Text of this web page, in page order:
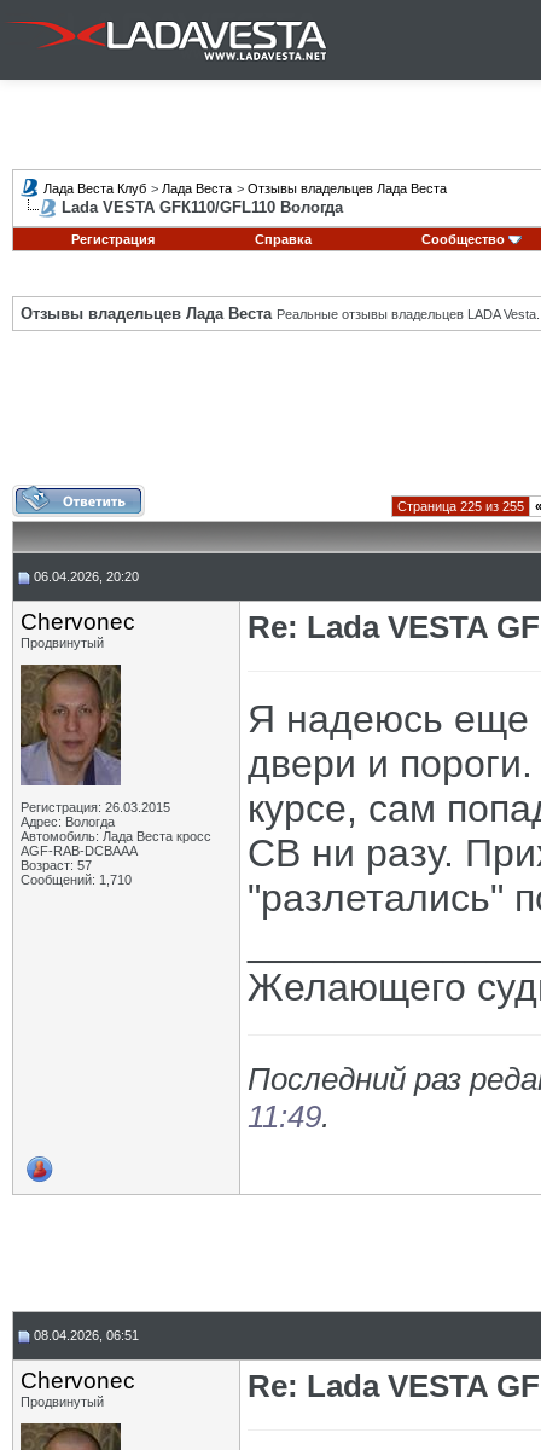
Лада Веста Клуб > Лада Веста > Отзывы владельцев Лада Веста
Lada VESTA GFК110/GFL110 Вологда
Регистрация Справка Сообщество
Отзывы владельцев Лада Веста Реальные отзывы владельцев LADA Vesta.
Страница 225 из 255 «
06.04.2026, 20:20
Chervonec
Продвинутый
Регистрация: 26.03.2015
Адрес: Вологда
Автомобиль: Лада Веста кросс
AGF-RAB-DCBAAA
Возраст: 57
Сообщений: 1,710
Re: Lada VESTA
Я надеюсь еще
двери и
курсе, сам
СВ ни разу.
"разлетались"
Желающего
Последний раз
11:49.
08.04.2026, 06:51
Chervonec
Продвинутый Re: Lada VESTA